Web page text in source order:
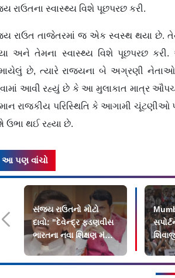
રાઉતના સ્વાસ્થ્ય વિશે પૂછપરછ કરી.
રાઉત તાજેતરમાં જ એક સ્વસ્થ થયા છે.
અને તેમના સ્વાસ્થ્ય વિશે પૂછપરછ કરી.
છે, ત્યારે રાજ્યના બે અગ્રણી
આવી રહ્યું છે કે આ મુલાકાત માત્ર
રાજકીય પરિસ્થિતિ કે આગામી
ઉભા થઈ રહ્યા છે.
આ પણ વાંચો
સંજય રાઉતનો મોટો
દાવો: "દેવેન્દ્ર ફડણવીસ
ભારતના નવા શિક્ષણ મંત્રી
બની શકે છે"